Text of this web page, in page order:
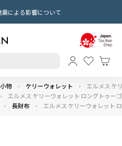
による影響について
物 ケリーウォレット
エルメス ケ
エルメス ケリーウォレット ロングトゥー
長財布 エルメス ケリーウォレット